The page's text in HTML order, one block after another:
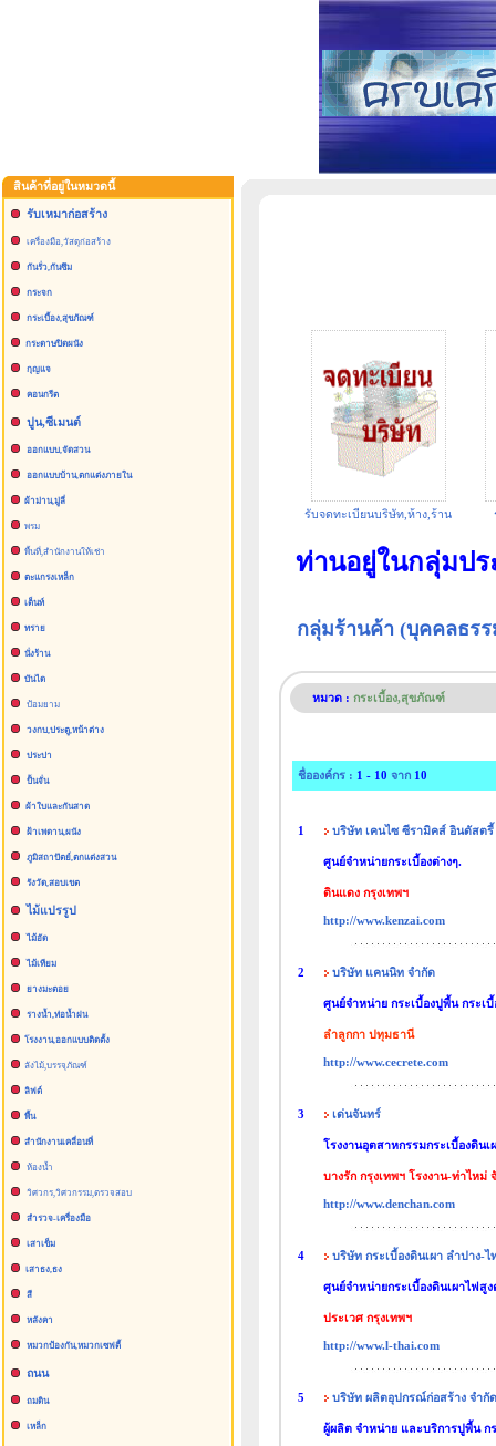
สินค้าที่อยู่ในหมวดนี้
รับเหมาก่อสร้าง
เครื่องมือ,วัสดุก่อสร้าง
กันรั่ว,กันซึม
กระจก
กระเบื้อง,สุขภัณฑ์
กระดาษปิดผนัง
กุญแจ
คอนกรีต
ปูน,ซีเมนต์
ออกแบบ,จัดสวน
ออกแบบบ้าน,ตกแต่งภายใน
ผ้าม่าน,มู่ลี่
พรม
พื้นที่,สำนักงานให้เช่า
ตะแกรงเหล็ก
เต็นท์
ทราย
นั่งร้าน
บันได
ป้อมยาม
วงกบ,ประตู,หน้าต่าง
ประปา
ปั้นจั่น
ผ้าใบและกันสาด
ฝ้าเพดาน,ผนัง
ภูมิสถาปัตย์,ตกแต่งสวน
รังวัด,สอบเขต
ไม้แปรรูป
ไม้อัด
ไม้เทียม
ยางมะตอย
รางน้ำ,ท่อน้ำฝน
โรงงาน,ออกแบบติดตั้ง
ลังไม้,บรรจุภัณฑ์
ลิฟต์
พื้น
สำนักงานเคลื่อนที่
ห้องน้ำ
วิศวกร,วิศวกรรม,ตรวจสอบ
สำรวจ-เครื่องมือ
เสาเข็ม
เสาธง,ธง
สี
หลังคา
หมวกป้องกัน,หมวกเซฟตี้
ถนน
ถมดิน
เหล็ก
รับจดทะเบียนบริษัท,ห้าง,ร้าน
ท่านอยู่ในกลุ่มปร
กลุ่มร้านค้า (บุคคลธร
หมวด : กระเบื้อง,สุขภัณฑ์
ชื่อองค์กร : 1 - 10 จาก 10
1 บริษัท เคนไซ ซีรามิคส์ อินดัสตรี้
ศูนย์จำหน่ายกระเบื้องต่างๆ.
ดินแดง กรุงเทพฯ
http://www.kenzai.com
2 บริษัท แคนนิท จำกัด
ศูนย์จำหน่าย กระเบื้องปูพื้น กระเ
ลำลูกกา ปทุมธานี
http://www.cecrete.com
3 เด่นจันทร์
โรงงานอุตสาหกรรมกระเบื้องดินเ
บางรัก กรุงเทพฯ โรงงาน-ท่าไหม่
http://www.denchan.com
4 บริษัท กระเบื้องดินเผา ลำปาง-ไ
ศูนย์จำหน่ายกระเบื้องดินเผาไฟสูง
ประเวศ กรุงเทพฯ
http://www.l-thai.com
5 บริษัท ผลิตอุปกรณ์ก่อสร้าง จำกัด
ผู้ผลิต จำหน่าย และบริการปูพื้น ก